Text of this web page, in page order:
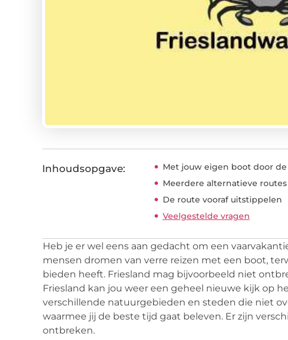
Inhoudsopgave:
Met jouw eigen boot door
Meerdere alternatieve
De route vooraf uitstippelen
Veelgestelde vragen
Heb je er wel eens aan gedacht om een
mensen dromen van verre reizen met een boot,
bieden heeft. Friesland mag bijvoorbeeld niet
Friesland kan jou weer een geheel nieuwe kijk op
verschillende natuurgebieden en steden die niet
waarmee jij de beste tijd gaat beleven. Er zijn
ontbreken.